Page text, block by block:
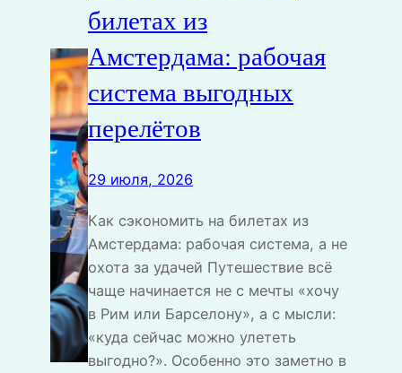
билетах из
Амстердама: рабочая
система выгодных
перелётов
29 июля, 2026
Как сэкономить на билетах из
Амстердама: рабочая система, а не
охота за удачей Путешествие всё
чаще начинается не с мечты «хочу
в Рим или Барселону», а с мысли:
«куда сейчас можно улететь
выгодно?». Особенно это заметно в